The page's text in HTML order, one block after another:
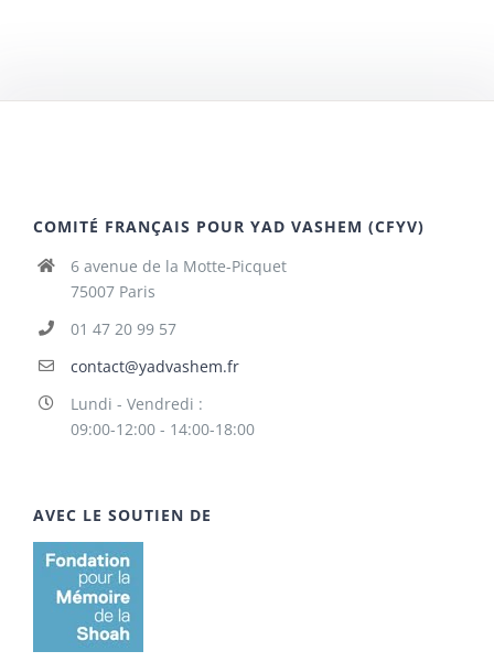
COMITÉ FRANÇAIS POUR YAD VASHEM (CFYV)
6 avenue de la Motte-Picquet
75007 Paris
01 47 20 99 57
contact@yadvashem.fr
Lundi - Vendredi :
09:00-12:00 - 14:00-18:00
AVEC LE SOUTIEN DE